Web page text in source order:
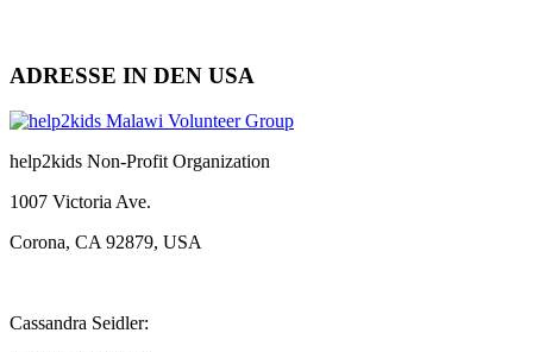
ADRESSE IN DEN USA
help2kids Non-Profit Organization
1007 Victoria Ave.
Corona, CA 92879, USA
Cassandra Seidler: